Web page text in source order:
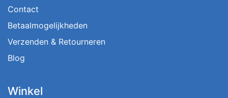
Contact
Betaalmogelijkheden
Verzenden & Retourneren
Blog
Winkel